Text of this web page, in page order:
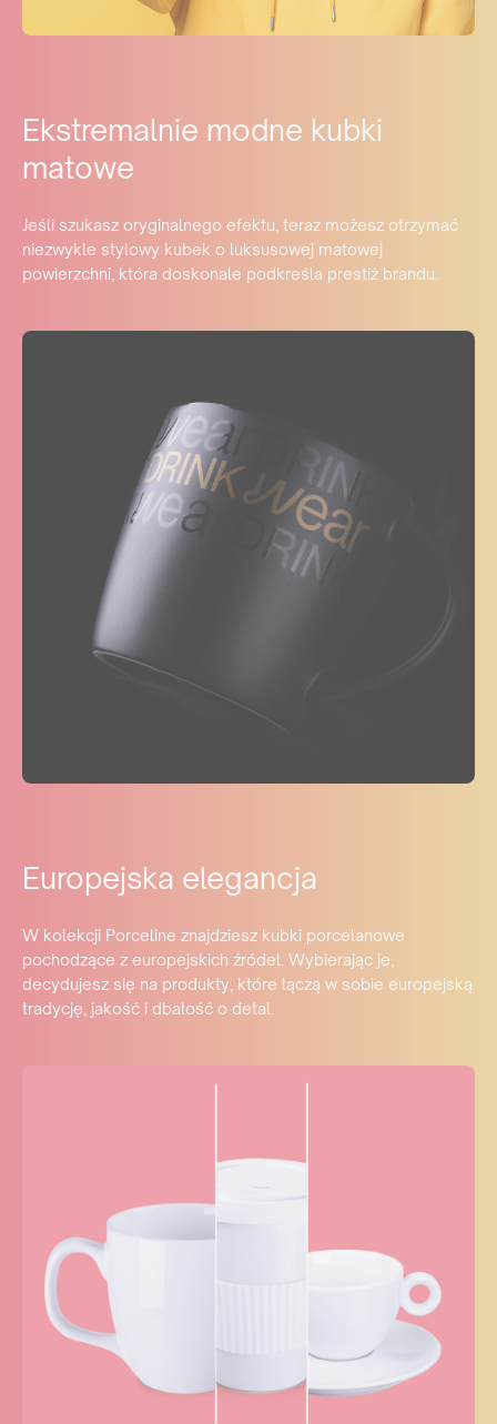
Ekstremalnie modne kubki
matowe
Jeśli szukasz oryginalnego efektu, teraz możesz otrzymać
niezwykle stylowy kubek o luksusowej matowej
powierzchni, która doskonale podkreśla prestiż brandu.
Europejska elegancja
W kolekcji Porceline znajdziesz kubki porcelanowe
pochodzące z europejskich źródeł. Wybierając je,
decydujesz się na produkty, które łączą w sobie europejską
tradycję, jakość i dbałość o detal.